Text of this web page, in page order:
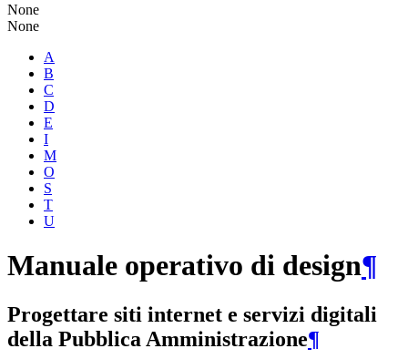
None
None
A
B
C
D
E
I
M
O
S
T
U
Manuale operativo di design¶
Progettare siti internet e servizi digitali
della Pubblica Amministrazione¶